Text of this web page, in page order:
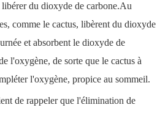
du dioxyde de carbone.Au
comme le cactus, libèrent du dioxyde
et absorbent le dioxyde de
l'oxygène, de sorte que le cactus à
l'oxygène, propice au sommeil.
de rappeler que l'élimination de